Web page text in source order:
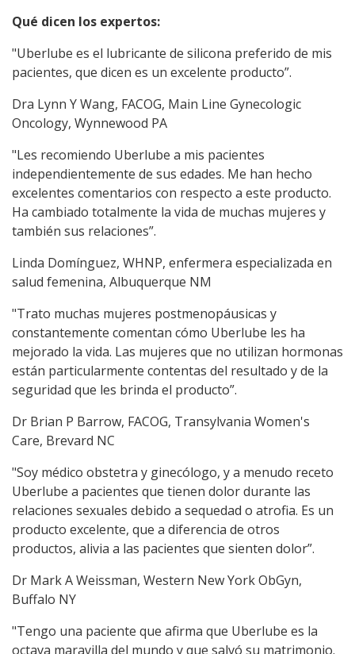
Qué dicen los expertos:
"Uberlube es el lubricante de silicona preferido de mis
pacientes, que dicen es un excelente producto”.
Dra Lynn Y Wang, FACOG, Main Line Gynecologic
Oncology, Wynnewood PA
"Les recomiendo Uberlube a mis pacientes
independientemente de sus edades. Me han hecho
excelentes comentarios con respecto a este producto.
Ha cambiado totalmente la vida de muchas mujeres y
también sus relaciones”.
Linda Domínguez, WHNP, enfermera especializada en
salud femenina, Albuquerque NM
"Trato muchas mujeres postmenopáusicas y
constantemente comentan cómo Uberlube les ha
mejorado la vida. Las mujeres que no utilizan hormonas
están particularmente contentas del resultado y de la
seguridad que les brinda el producto”.
Dr Brian P Barrow, FACOG, Transylvania Women's
Care, Brevard NC
"Soy médico obstetra y ginecólogo, y a menudo receto
Uberlube a pacientes que tienen dolor durante las
relaciones sexuales debido a sequedad o atrofia. Es un
producto excelente, que a diferencia de otros
productos, alivia a las pacientes que sienten dolor”.
Dr Mark A Weissman, Western New York ObGyn,
Buffalo NY
"Tengo una paciente que afirma que Uberlube es la
octava maravilla del mundo y que salvó su matrimonio.